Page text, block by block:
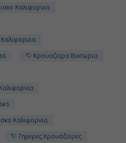
Καλιφορνια
Κρουαζιερα Βικτωρια
Καλιφορνια
7ημερες Κρουαζιερες